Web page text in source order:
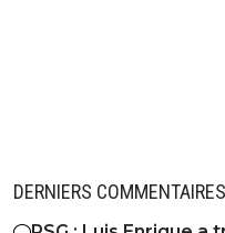
DERNIERS COMMENTAIRES